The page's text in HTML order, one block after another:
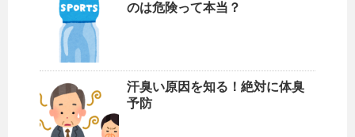
のは危険って本当？
汗臭い原因を知る！絶対に体臭
予防